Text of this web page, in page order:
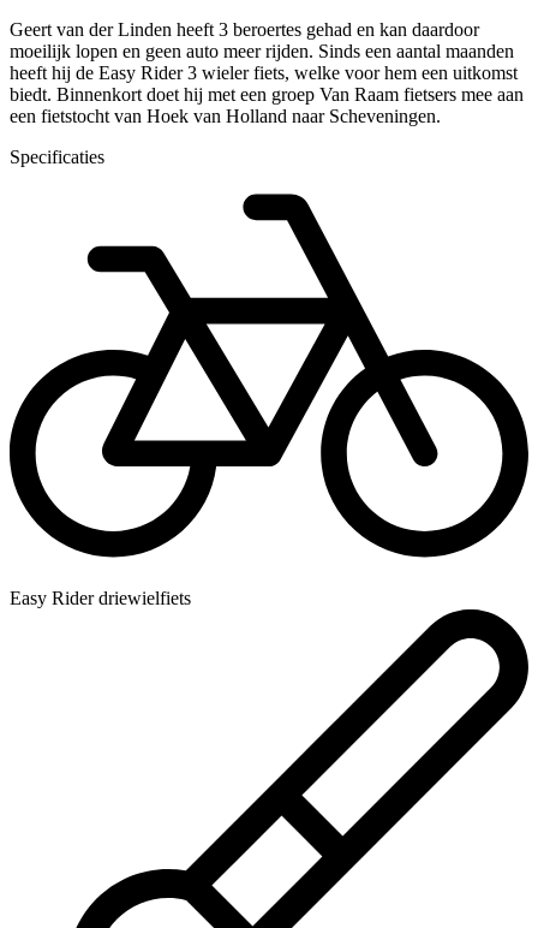
Geert van der Linden heeft 3 beroertes gehad en kan daardoor
moeilijk lopen en geen auto meer rijden. Sinds een aantal maanden
heeft hij de Easy Rider 3 wieler fiets, welke voor hem een uitkomst
biedt. Binnenkort doet hij met een groep Van Raam fietsers mee aan
een fietstocht van Hoek van Holland naar Scheveningen.
Specificaties
Easy Rider driewielfiets